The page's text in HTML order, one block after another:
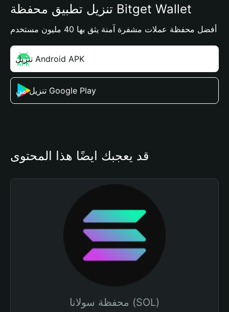
تنزيل تطبيق محفظة Bitget Wallet
أفضل محفظة عملات مشفرة آمنة يثق بها 40 مليون مستخدم
تنزيل Android APK
تنزيل من Google Play
قد يعجبك أيضًا هذا المحتوى
محفظة سولانا (SOL)